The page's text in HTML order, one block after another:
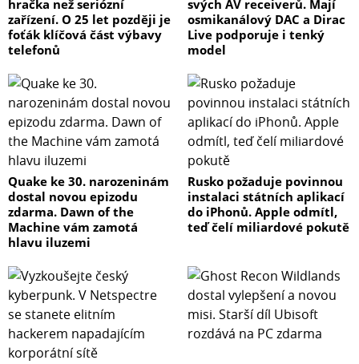
hračka než seriózní
zařízení. O 25 let později je
foťák klíčová část výbavy
telefonů
svých AV receiverů. Mají
osmikanálový DAC a Dirac
Live podporuje i tenký
model
Quake ke 30. narozeninám
dostal novou epizodu
zdarma. Dawn of the
Machine vám zamotá
hlavu iluzemi
Rusko požaduje povinnou
instalaci státních aplikací
do iPhonů. Apple odmítl,
teď čelí miliardové pokutě